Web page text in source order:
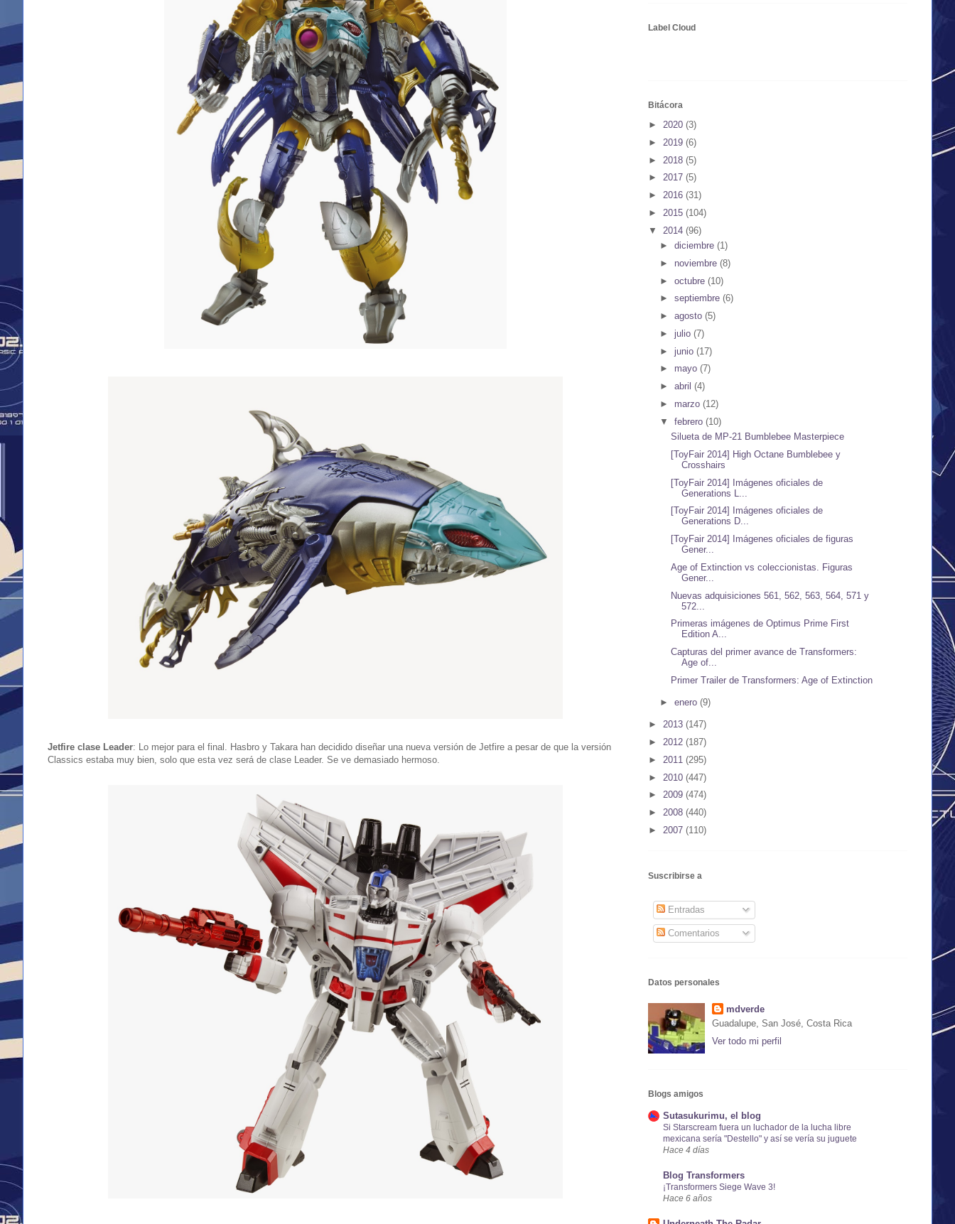
Jetfire clase Leader: Lo mejor para el final. Hasbro y Takara han decidido diseñar una nueva versión de Jetfire a pesar de que la versión
Classics estaba muy bien, solo que esta vez será de clase Leader. Se ve demasiado hermoso.
Label Cloud
Bitácora
► 2020 (3)
► 2019 (6)
► 2018 (5)
► 2017 (5)
► 2016 (31)
► 2015 (104)
▼ 2014 (96)
► diciembre (1)
► noviembre (8)
► octubre (10)
► septiembre (6)
► agosto (5)
► julio (7)
► junio (17)
► mayo (7)
► abril (4)
► marzo (12)
▼ febrero (10)
Silueta de MP-21 Bumblebee Masterpiece
[ToyFair 2014] High Octane Bumblebee y
Crosshairs
[ToyFair 2014] Imágenes oficiales de
Generations L...
[ToyFair 2014] Imágenes oficiales de
Generations D...
[ToyFair 2014] Imágenes oficiales de figuras
Gener...
Age of Extinction vs coleccionistas. Figuras
Gener...
Nuevas adquisiciones 561, 562, 563, 564, 571 y
572...
Primeras imágenes de Optimus Prime First
Edition A...
Capturas del primer avance de Transformers:
Age of...
Primer Trailer de Transformers: Age of Extinction
► enero (9)
► 2013 (147)
► 2012 (187)
► 2011 (295)
► 2010 (447)
► 2009 (474)
► 2008 (440)
► 2007 (110)
Suscribirse a
Entradas
Comentarios
Datos personales
mdverde
Guadalupe, San José, Costa Rica
Ver todo mi perfil
Blogs amigos
Sutasukurimu, el blog
Si Starscream fuera un luchador de la lucha libre
mexicana sería "Destello" y así se vería su juguete
Hace 4 días
Blog Transformers
¡Transformers Siege Wave 3!
Hace 6 años